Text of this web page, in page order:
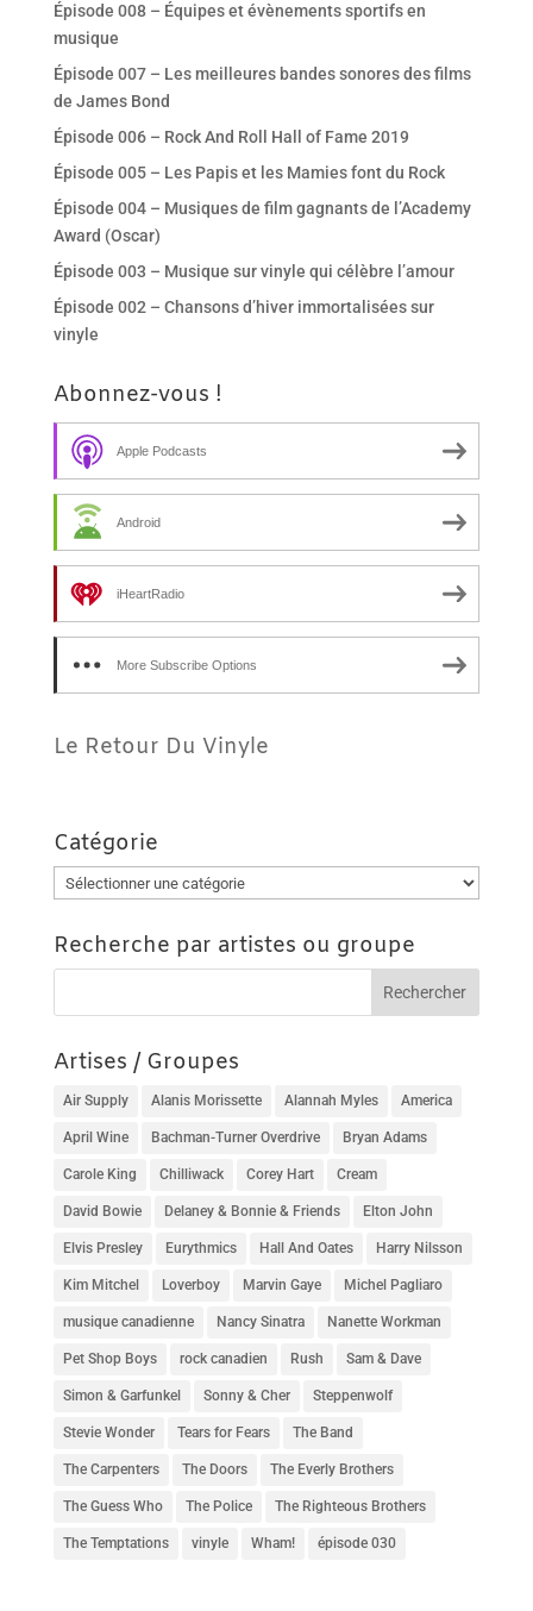
Épisode 008 – Équipes et évènements sportifs en
musique
Épisode 007 – Les meilleures bandes sonores des films
de James Bond
Épisode 006 – Rock And Roll Hall of Fame 2019
Épisode 005 – Les Papis et les Mamies font du Rock
Épisode 004 – Musiques de film gagnants de l’Academy
Award (Oscar)
Épisode 003 – Musique sur vinyle qui célèbre l’amour
Épisode 002 – Chansons d’hiver immortalisées sur
vinyle
Abonnez-vous !
Apple Podcasts
Android
iHeartRadio
More Subscribe Options
Le Retour Du Vinyle
Catégorie
Catégorie
Recherche par artistes ou groupe
Artises / Groupes
Air Supply Alanis Morissette Alannah Myles America
April Wine Bachman-Turner Overdrive Bryan Adams
Carole King Chilliwack Corey Hart Cream
David Bowie Delaney & Bonnie & Friends Elton John
Elvis Presley Eurythmics Hall And Oates Harry Nilsson
Kim Mitchel Loverboy Marvin Gaye Michel Pagliaro
musique canadienne Nancy Sinatra Nanette Workman
Pet Shop Boys rock canadien Rush Sam & Dave
Simon & Garfunkel Sonny & Cher Steppenwolf
Stevie Wonder Tears for Fears The Band
The Carpenters The Doors The Everly Brothers
The Guess Who The Police The Righteous Brothers
The Temptations vinyle Wham! épisode 030